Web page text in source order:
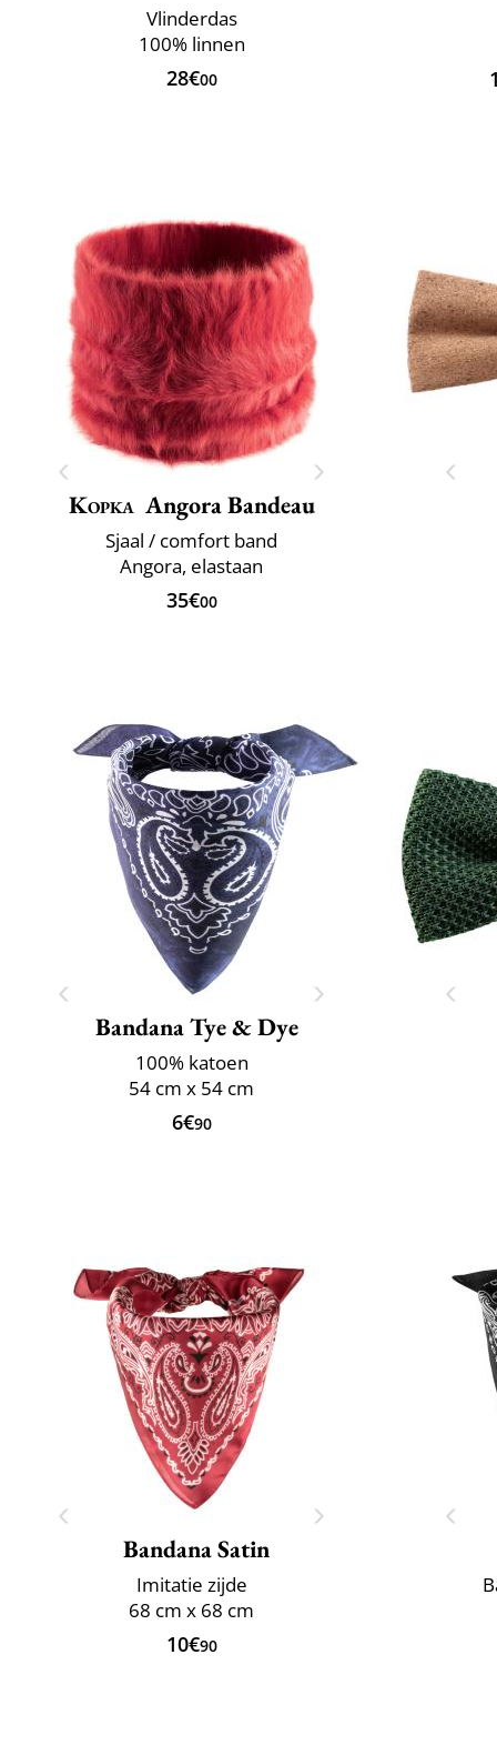
Vlinderdas
100% linnen
28€00
Kopka Angora Bandeau
Sjaal / comfort band
Angora, elastaan
35€00
Bandana Tye & Dye
100% katoen
54 cm x 54 cm
6€90
Bandana Satin
Imitatie zijde
68 cm x 68 cm
10€90